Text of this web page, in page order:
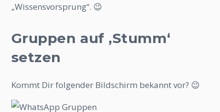
„Wissensvorsprung“. 😉
Gruppen auf ‚Stumm‘
setzen
Kommt Dir folgender Bildschirm bekannt vor? 😉